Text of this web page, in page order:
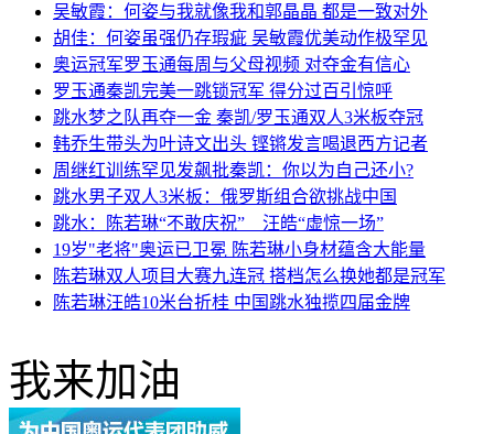
吴敏霞：何姿与我就像我和郭晶晶 都是一致对外
胡佳：何姿虽强仍存瑕疵 吴敏霞优美动作极罕见
奥运冠军罗玉通每周与父母视频 对夺金有信心
罗玉通秦凯完美一跳锁冠军 得分过百引惊呼
跳水梦之队再夺一金 秦凯/罗玉通双人3米板夺冠
韩乔生带头为叶诗文出头 铿锵发言喝退西方记者
周继红训练罕见发飙批秦凯：你以为自己还小?
跳水男子双人3米板：俄罗斯组合欲挑战中国
跳水：陈若琳“不敢庆祝” 汪皓“虚惊一场”
19岁"老将"奥运已卫冕 陈若琳小身材蕴含大能量
陈若琳双人项目大赛九连冠 搭档怎么换她都是冠军
陈若琳汪皓10米台折桂 中国跳水独揽四届金牌
我来加油